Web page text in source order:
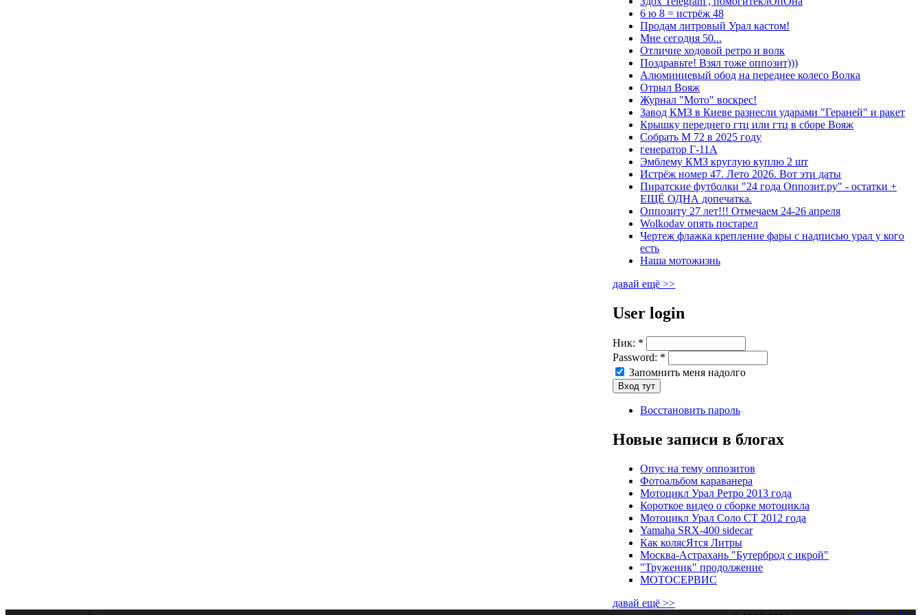
6 ю 8 = истрёж 48
Продам литровый Урал кастом!
Мне сегодня 50...
Отличие ходовой ретро и волк
Поздравьте! Взял тоже оппозит)))
Алюминиевый обод на переднее колесо Волка
Отрыл Вояж
Журнал "Мото" воскрес!
Завод КМЗ в Киеве разнесли ударами "Гераней" и ракет
Крышку переднего гтц или гтц в сборе Вояж
Собрать М 72 в 2025 году
генератор Г-11А
Эмблему КМЗ круглую куплю 2 шт
Истрёж номер 47. Лето 2026. Вот эти даты
Пиратские футболки "24 года Оппозит.ру" - остатки +
ЕЩЁ ОДНА допечатка.
Оппозиту 27 лет!!! Отмечаем 24-26 апреля
Wolkodav опять постарел
Чертеж флажка крепление фары с надписью урал у кого
есть
Наша мотожизнь
давай ещё >>
User login
Ник: *
Password: *
Запомнить меня надолго
Восстановить пароль
Новые записи в блогах
Опус на тему оппозитов
Фотоальбом караванера
Мотоцикл Урал Ретро 2013 года
Короткое видео о сборке мотоцикла
Мотоцикл Урал Соло СТ 2012 года
Yamaha SRX-400 sidecar
Как колясЯтся Литры
Москва-Астрахань "Бутерброд с икрой"
"Труженик" продолжение
МОТОСЕРВИС
давай ещё >>